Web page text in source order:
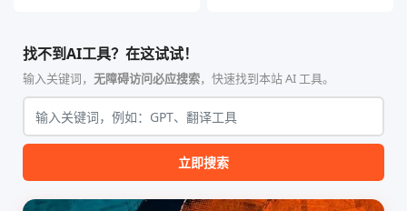
谱”的痛点。该平台利用先进的
人工智能模型，模拟现实世界
中的专家顾问团（包括天使投
资人、产品经理、市场策略师
等角色）...
高精度的实时语音识别与翻
译。不同于传统的翻译软件仅
针对短句进...
找不到AI工具？在这试试！
输入关键词， 无障碍访问必应搜索，快速找到本站 AI 工具。
立即搜索